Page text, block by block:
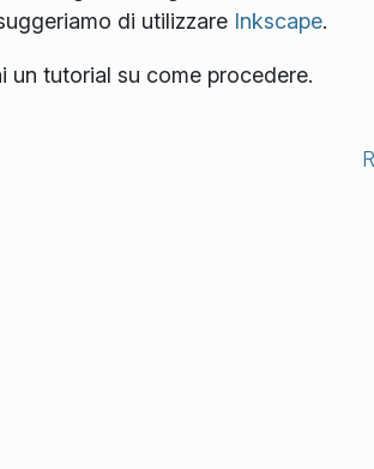
di utilizzare Inkscape.
un tutorial su come procedere.